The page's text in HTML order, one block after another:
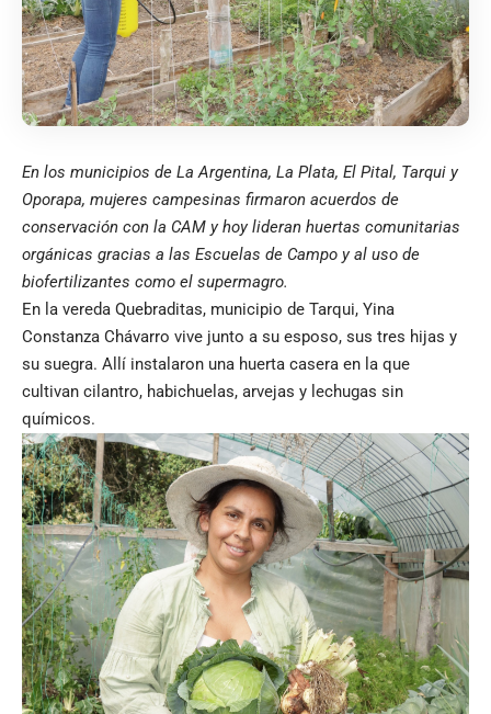
En los municipios de La Argentina, La Plata, El Pital, Tarqui y
Oporapa, mujeres campesinas firmaron acuerdos de
conservación con la CAM y hoy lideran huertas comunitarias
orgánicas gracias a las Escuelas de Campo y al uso de
biofertilizantes como el supermagro.
En la vereda Quebraditas, municipio de Tarqui, Yina
Constanza Chávarro vive junto a su esposo, sus tres hijas y
su suegra. Allí instalaron una huerta casera en la que
cultivan cilantro, habichuelas, arvejas y lechugas sin
químicos.